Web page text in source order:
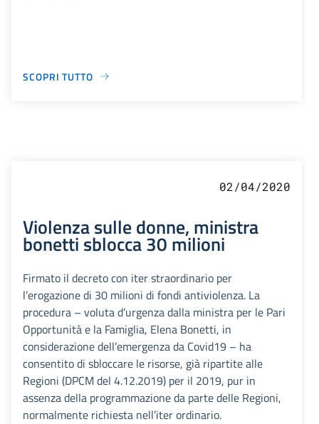
SCOPRI TUTTO
02/04/2020
Violenza sulle donne, ministra
bonetti sblocca 30 milioni
Firmato il decreto con iter straordinario per
l’erogazione di 30 milioni di fondi antiviolenza. La
procedura – voluta d’urgenza dalla ministra per le Pari
Opportunità e la Famiglia, Elena Bonetti, in
considerazione dell’emergenza da Covid19 – ha
consentito di sbloccare le risorse, già ripartite alle
Regioni (DPCM del 4.12.2019) per il 2019, pur in
assenza della programmazione da parte delle Regioni,
normalmente richiesta nell’iter ordinario.